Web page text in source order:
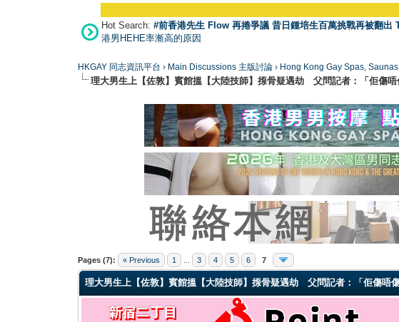
Hot Search: #前香港先生 Flow 再捲爭議 昔日鍾培生百萬挑戰再被翻出
港男HEHE率漸高的原因
HKGAY 同志資訊平台 › Main Discussions 主版討論 › Hong Kong Gay Spas,
理大男生上【佐敦】賓館搵【大陸技師】揼骨疑遇劫 父問記者：「佢傷唔
Pages (7): « Previous 1 3 4 5 6 7
0 Vote(s) - 0 Average
1
2
3
4
5
理大男生上【佐敦】賓館搵【大陸技師】揼骨疑遇劫 父問記者：「佢傷唔傷